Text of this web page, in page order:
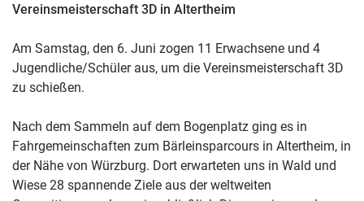
Vereinsmeisterschaft 3D in Altertheim
Am Samstag, den 6. Juni zogen 11 Erwachsene und 4
Jugendliche/Schüler aus, um die Vereinsmeisterschaft 3D
zu schießen.
Nach dem Sammeln auf dem Bogenplatz ging es in
Fahrgemeinschaften zum Bärleinsparcours in Altertheim, in
der Nähe von Würzburg. Dort erwarteten uns in Wald und
Wiese 28 spannende Ziele aus der weltweiten